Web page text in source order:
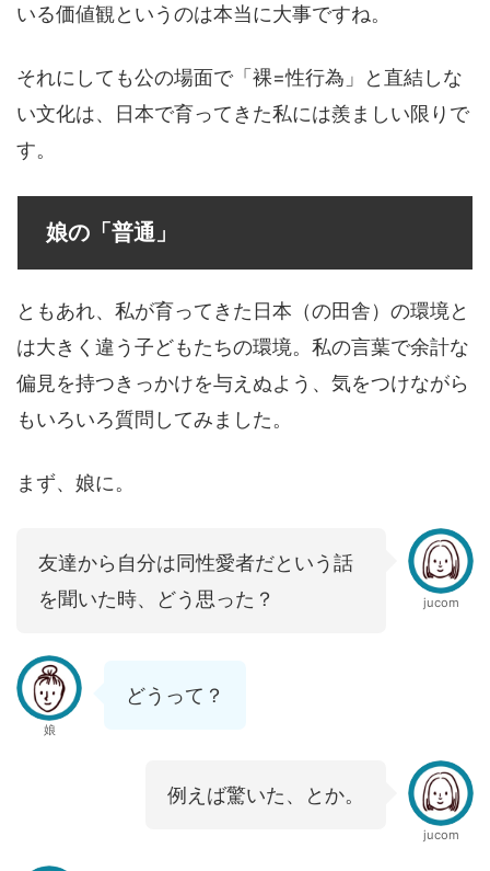
いる価値観というのは本当に大事ですね。
それにしても公の場面で「裸=性行為」と直結しな
い文化は、日本で育ってきた私には羨ましい限りで
す。
娘の「普通」
ともあれ、私が育ってきた日本（の田舎）の環境と
は大きく違う子どもたちの環境。私の言葉で余計な
偏見を持つきっかけを与えぬよう、気をつけながら
もいろいろ質問してみました。
まず、娘に。
友達から自分は同性愛者だという話
を聞いた時、どう思った？
jucom
娘
どうって？
例えば驚いた、とか。
jucom